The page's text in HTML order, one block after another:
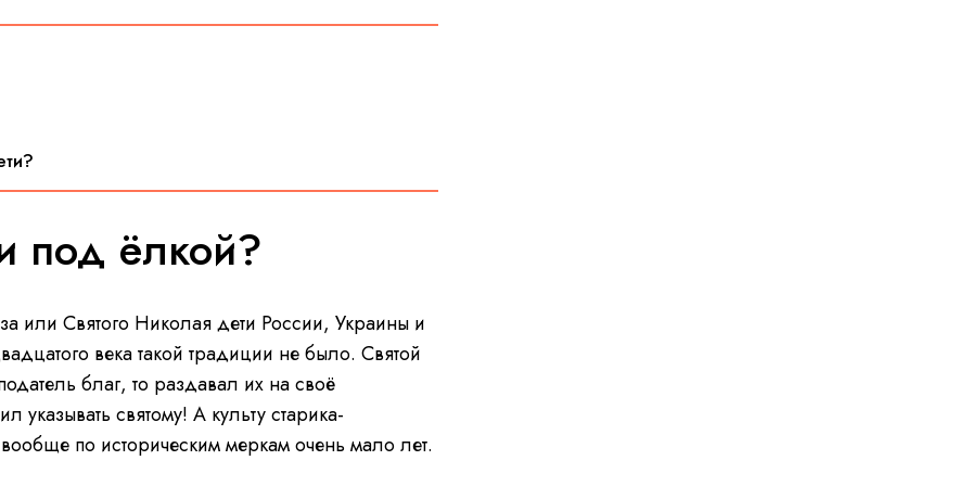
под ёлкой?
или Святого Николая дети России, Украины и
века такой традиции не было. Святой
благ, то раздавал их на своё
святому! А культу старика-
по историческим меркам очень мало лет.